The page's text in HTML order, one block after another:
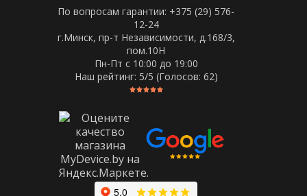
По вопросам гарантии: +375 (29) 576-
12-24
г.Минск, пр-т Независимости, д.168/3,
пом.10Н
Пн-Пт c 10:00 до 19:00
Наш рейтинг: 5/5 (Голосов: 62)